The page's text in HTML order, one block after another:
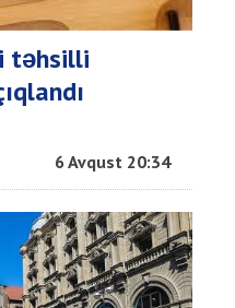
təhsilli
6 Avqust 20:34